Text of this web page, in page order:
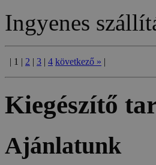
Ingyenes
| 1 | 2 | 3 | 4 következő » |
Kiegészítő
Ajánlatunk